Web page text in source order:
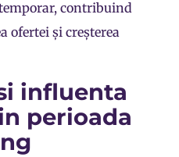
contribuind
ofertei și creșterea
influenta
perioada